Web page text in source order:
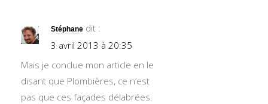
Stéphane dit :
3 avril 2013 à 20:35
Mais je conclue mon article en le
disant que Plombières, ce n’est
pas que ces façades délabrées.